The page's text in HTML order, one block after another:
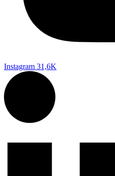
Instagram 31,6K